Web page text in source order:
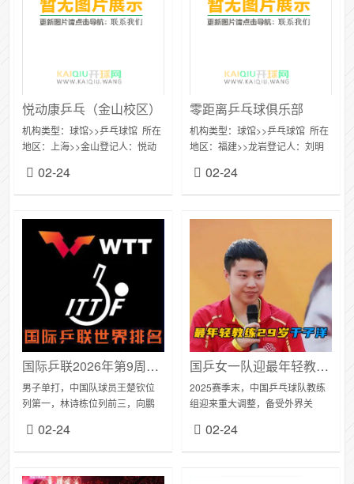
悦动康乒乓（金山校区）
机构类型：球馆>>乒乓球馆 所在
地区：上海>>金山登记人：悦动
金山区朱枫公路与...
02-24
零距离乒乓球俱乐部
机构类型：球馆>>乒乓球馆 所在
地区：福建>>龙岩登记人：刘明
县平川街道教育路...
02-24
国际乒联2026年第9周世界排名
男子单打，中国队球员王楚钦位
列第一，林诗栋位列前三，向鹏
上升1个名次位列第10；邱党排名
上升1个名次位列第11。其他中国
02-24
国乒女一队迎最年轻教练，29 岁于子洋无执教资历却能指导奥运冠军？
2025赛季末，中国乒乓球队教练
组迎来重大调整，备受外界关
教练，肖战担任副总教练，主抓
双打项目，马琳、王皓继续分别
02-24